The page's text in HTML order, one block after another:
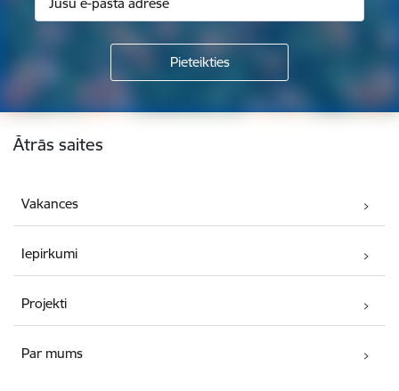
Kājene
Ātrās saites
Vakances
Iepirkumi
Projekti
Par mums